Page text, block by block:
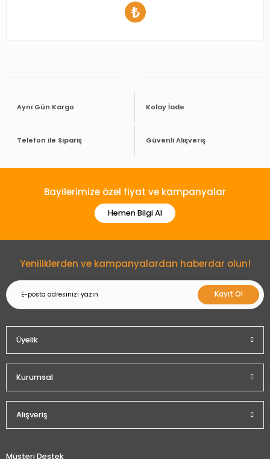
Aynı Gün Kargo Kolay İade
Telefon ile Sipariş Güvenli Alışveriş
Bayilerimize özel fiyat ve kampanyalar
Hemen Bilgi Al
Yeniliklerden ve kampanyalardan haberdar olun!
Kayıt Ol
Üyelik
Kurumsal
Alışveriş
Müşteri Destek